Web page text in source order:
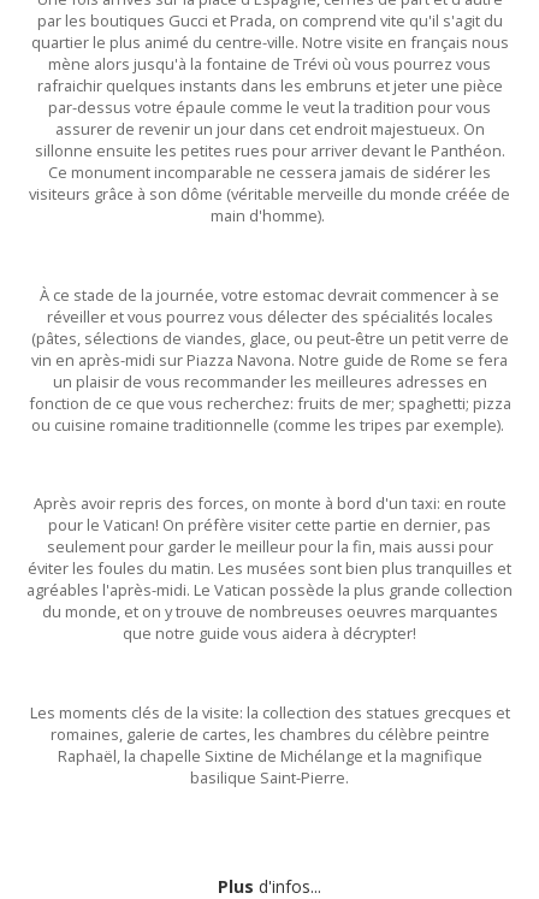
par les boutiques Gucci et Prada, on comprend vite qu'il s'agit du
quartier le plus animé du centre-ville. Notre visite en français nous
mène alors jusqu'à la fontaine de Trévi où vous pourrez vous
rafraichir quelques instants dans les embruns et jeter une pièce
par-dessus votre épaule comme le veut la tradition pour vous
assurer de revenir un jour dans cet endroit majestueux. On
sillonne ensuite les petites rues pour arriver devant le Panthéon.
Ce monument incomparable ne cessera jamais de sidérer les
visiteurs grâce à son dôme (véritable merveille du monde créée de
main d'homme).
À ce stade de la journée, votre estomac devrait commencer à se
réveiller et vous pourrez vous délecter des spécialités locales
(pâtes, sélections de viandes, glace, ou peut-être un petit verre de
vin en après-midi sur Piazza Navona. Notre guide de Rome se fera
un plaisir de vous recommander les meilleures adresses en
fonction de ce que vous recherchez: fruits de mer; spaghetti; pizza
ou cuisine romaine traditionnelle (comme les tripes par exemple).
Après avoir repris des forces, on monte à bord d'un taxi: en route
pour le Vatican! On préfère visiter cette partie en dernier, pas
seulement pour garder le meilleur pour la fin, mais aussi pour
éviter les foules du matin. Les musées sont bien plus tranquilles et
agréables l'après-midi. Le Vatican possède la plus grande collection
du monde, et on y trouve de nombreuses oeuvres marquantes
que notre guide vous aidera à décrypter!
Les moments clés de la visite: la collection des statues grecques et
romaines, galerie de cartes, les chambres du célèbre peintre
Raphaël, la chapelle Sixtine de Michélange et la magnifique
basilique Saint-Pierre.
Plus d'infos...